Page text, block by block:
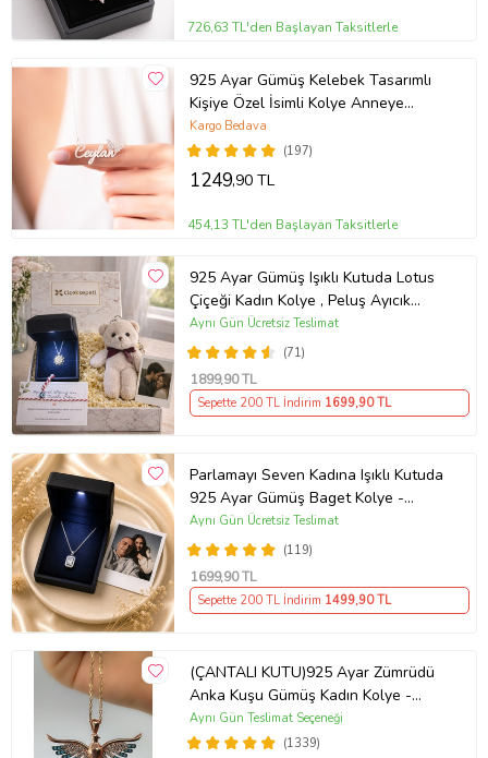
726,63 TL'den Başlayan Taksitlerle
925 Ayar Gümüş Kelebek Tasarımlı
Kişiye Özel İsimli Kolye Anneye
Hediye,Eşe Hediye,Doğum Günü
Hediyesi,Sevgiliye Hediye,Arkadaşa
Hediye
(197)
Kargo Bedava
1249,90 TL
454,13 TL'den Başlayan Taksitlerle
925 Ayar Gümüş Işıklı Kutuda Lotus
Çiçeği Kadın Kolye , Peluş Ayıcık
Anahtarlık Marteniçka Bileklik,
Polaroid Fotoğraf Hediye
(71)
Aynı Gün Ücretsiz Teslimat
1899,90 TL
Sepette 200 TL İndirim 1699,90 TL
Parlamayı Seven Kadına Işıklı Kutuda
925 Ayar Gümüş Baget Kolye -
Kişiye Özel Fotoğraf Hediye
(119)
Aynı Gün Ücretsiz Teslimat
1699,90 TL
Sepette 200 TL İndirim 1499,90 TL
(ÇANTALI KUTU)925 Ayar Zümrüdü
Anka Kuşu Gümüş Kadın Kolye -
MAVİ
(1339)
Aynı Gün Teslimat Seçeneği